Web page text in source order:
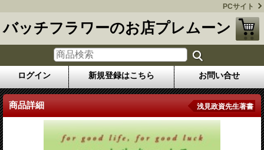
PCサイト
バッチフラワーのお店プレムーン
ログイン 新規登録はこちら お問い合せ
商品詳細 浅見政資先生著書